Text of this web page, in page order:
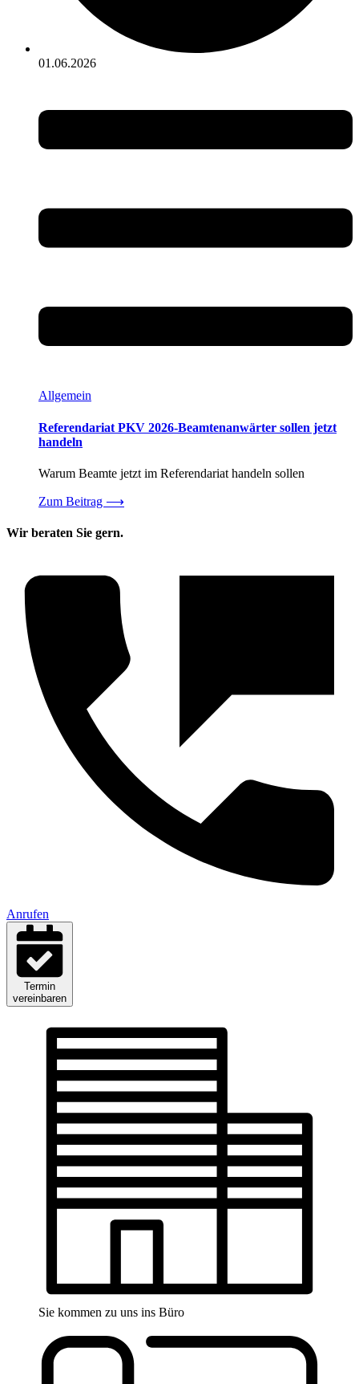
01.06.2026
Allgemein
Referendariat PKV 2026-Beamtenanwärter sollen jetzt
handeln
Warum Beamte jetzt im Referendariat handeln sollen
Zum Beitrag ⟶
Wir beraten Sie gern.
Anrufen
Termin
vereinbaren
Sie kommen zu uns ins Büro